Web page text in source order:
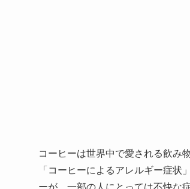
コーヒーは世界中で愛される飲み
「コーヒーによるアレルギー症